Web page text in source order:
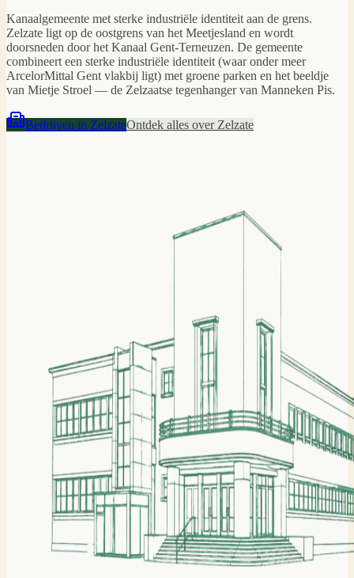
Kanaalgemeente met sterke industriële identiteit aan de grens.
Zelzate ligt op de oostgrens van het Meetjesland en wordt
doorsneden door het Kanaal Gent-Terneuzen. De gemeente
combineert een sterke industriële identiteit (waar onder meer
ArcelorMittal Gent vlakbij ligt) met groene parken en het beeldje
van Mietje Stroel — de Zelzaatse tegenhanger van Manneken Pis.
Bedrijven in ZelzateOntdek alles over Zelzate